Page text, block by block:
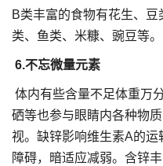
B类丰富的食物有花生、
类、鱼类、米糠、豌豆等。
6.不忘微量元素
体内有些含量不足体重万
硒等也参与眼睛内各种物
视。缺锌影响维生素A的
障碍，暗适应减弱。含锌